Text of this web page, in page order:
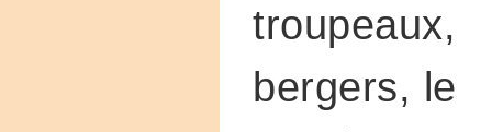
troupeaux,
bergers, le